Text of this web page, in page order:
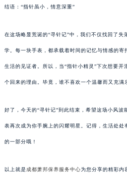
结语：“指针虽小，情意深重”
在这场略显荒诞的“寻针记”中，我们不仅找回了失
学。每一块手表，都承载着时间的记忆与情感的寄
生活的见证者。所以，当“指针小精灵”下次想要
个回来的理由。毕竟，谁不喜欢一个温馨而又充满
好了，今天的“寻针记”到此结束，希望这场小风
表再次成为你手腕上的闪耀明星。记得，生活处处
的一部分哦！
以上就是 成都萧邦保养服务中心为您分享的精彩内